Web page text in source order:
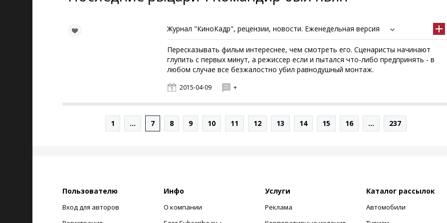
Журнал "КиноКадр", рецензии, новости. Еженедельная версия
Пересказывать фильм интереснее, чем смотреть его. Сценаристы начинают
глупить с первых минут, а режиссер если и пытался что-либо предпринять - в
любом случае все безжалостно убил равнодушный монтаж.
2015-04-09 +
1 ... 7 8 9 10 11 12 13 14 15 16 ... 237
Пользователю
Вход для авторов
Инфо
О компании
Услуги
Реклама
Каталог рассылок
Автомобили